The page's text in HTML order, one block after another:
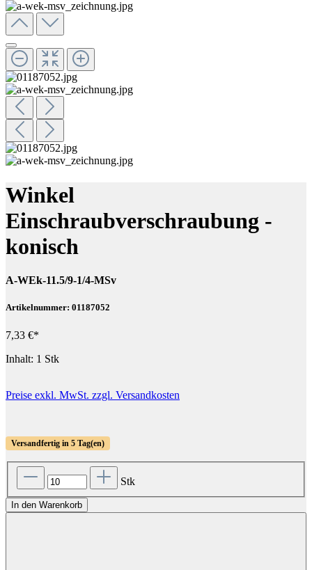
Winkel
Einschraubverschraubung -
konisch
A-WEk-11.5/9-1/4-MSv
Artikelnummer: 01187052
7,33 €*
Inhalt: 1 Stk
Preise exkl. MwSt. zzgl. Versandkosten
Versandfertig in 5 Tag(en)
Stk
In den Warenkorb